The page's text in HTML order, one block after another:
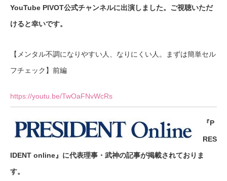
YouTube PIVOT公式チャンネルに出演しました。ご視聴いただ
けると幸いです。
【メンタル不調になりやすい人、なりにくい人。まずは簡単セル
フチェック】前編
https://youtu.be/TwOaFNvWcRs
『P
RES
IDENT online』に代表理事・武神の記事が掲載されておりま
す。